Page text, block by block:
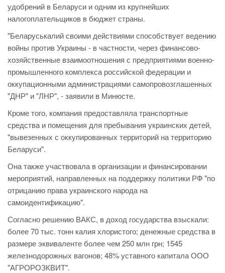
удобрений в Беларуси и одним из крупнейших
налогоплательщиков в бюджет страны.
"Беларуськалий своими действиями способствует ведению
войны против Украины - в частности, через финансово-
хозяйственные взаимоотношения с предприятиями военно-
промышленного комплекса российской федерации и
оккупационными администрациями самопровозглашенных
"ДНР" и "ЛНР", - заявили в Минюсте.
Кроме того, компания предоставляла транспортные
средства и помещения для пребывания украинских детей,
"вывезенных с оккупированных территорий на территорию
Беларуси".
Она также участвовала в организации и финансировании
мероприятий, направленных на поддержку политики РФ "по
отрицанию права украинского народа на
самоидентификацию".
Согласно решению ВАКС, в доход государства взыскали:
более 70 тыс. тонн калия хлористого; денежные средства в
размере эквиваленте более чем 250 млн грн; 1545
железнодорожных вагонов; 48% уставного капитала ООО
"АГРОРОЗКВИТ".